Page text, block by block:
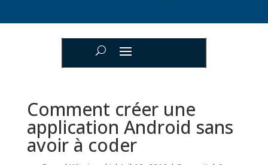
Comment créer une
application Android sans
avoir à coder